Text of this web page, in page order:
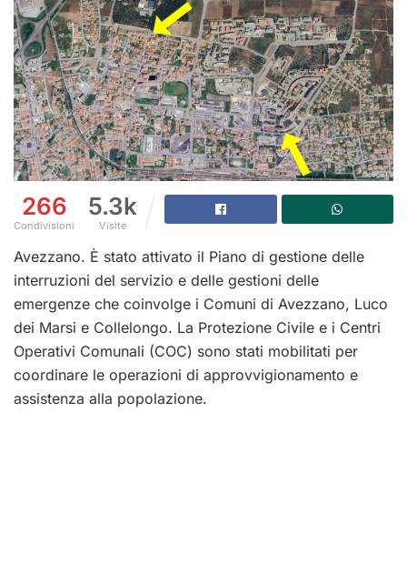
266
Condivisioni
5.3k
Visite
Avezzano. È stato attivato il Piano di gestione delle
interruzioni del servizio e delle gestioni delle
emergenze che coinvolge i Comuni di Avezzano, Luco
dei Marsi e Collelongo. La Protezione Civile e i Centri
Operativi Comunali (COC) sono stati mobilitati per
coordinare le operazioni di approvvigionamento e
assistenza alla popolazione.